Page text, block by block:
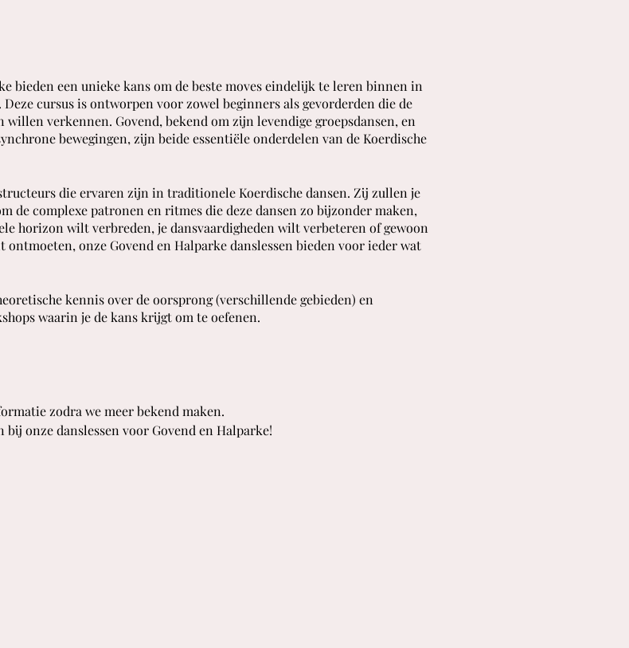
bieden een unieke kans om de beste moves eindelijk te leren binnen in
cursus is ontworpen voor zowel beginners als gevorderden die de
verkennen. Govend, bekend om zijn levendige groepsdansen, en
bewegingen, zijn beide essentiële onderdelen van de Koerdische
die ervaren zijn in traditionele Koerdische dansen. Zij zullen je
de complexe patronen en ritmes die deze dansen zo bijzonder maken,
horizon wilt verbreden, je dansvaardigheden wilt verbeteren of gewoon
onze Govend en Halparke danslessen bieden voor ieder wat
kennis over de oorsprong (verschillende gebieden) en
waarin je de kans krijgt om te oefenen.
zodra we meer bekend maken.
onze danslessen voor Govend en Halparke!